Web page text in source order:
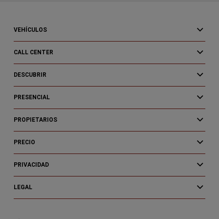
VEHÍCULOS
CALL CENTER
DESCUBRIR
PRESENCIAL
PROPIETARIOS
PRECIO
PRIVACIDAD
LEGAL